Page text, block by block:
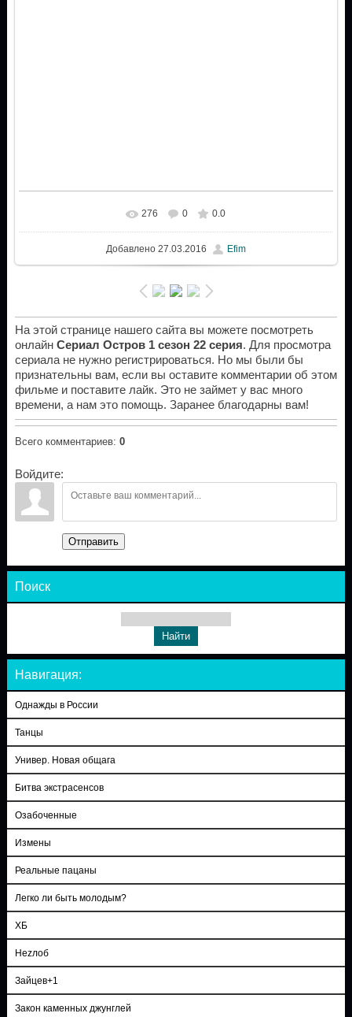
276 0 0.0
Добавлено27.03.2016 Efim
На этой странице нашего сайта вы можете посмотреть
онлайн Сериал Остров 1 сезон 22 серия. Для просмотра
сериала не нужно регистрироваться. Но мы были бы
признательны вам, если вы оставите комментарии об этом
фильме и поставите лайк. Это не займет у вас много
времени, а нам это помощь. Заранее благодарны вам!
Всего комментариев: 0
Войдите:
Отправить
Поиск
Навигация:
Однажды в России
Танцы
Универ. Новая общага
Битва экстрасенсов
Озабоченные
Измены
Реальные пацаны
Легко ли быть молодым?
ХБ
Неzлоб
Зайцев+1
Закон каменных джунглей